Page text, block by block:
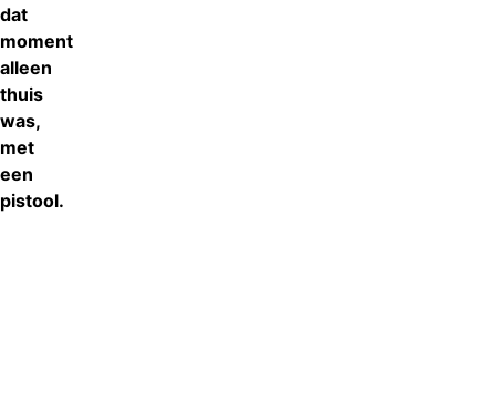
dat
moment
alleen
thuis
was,
met
een
pistool.